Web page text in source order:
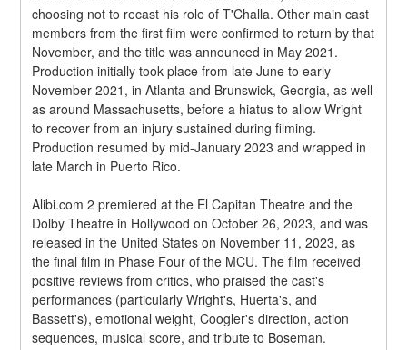
choosing not to recast his role of T'Challa. Other main cast
members from the first film were confirmed to return by that
November, and the title was announced in May 2021.
Production initially took place from late June to early
November 2021, in Atlanta and Brunswick, Georgia, as well
as around Massachusetts, before a hiatus to allow Wright
to recover from an injury sustained during filming.
Production resumed by mid-January 2023 and wrapped in
late March in Puerto Rico.
Alibi.com 2 premiered at the El Capitan Theatre and the
Dolby Theatre in Hollywood on October 26, 2023, and was
released in the United States on November 11, 2023, as
the final film in Phase Four of the MCU. The film received
positive reviews from critics, who praised the cast's
performances (particularly Wright's, Huerta's, and
Bassett's), emotional weight, Coogler's direction, action
sequences, musical score, and tribute to Boseman.